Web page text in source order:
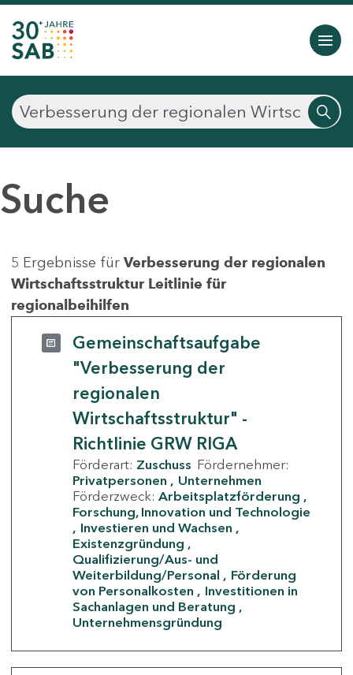
Suche
5 Ergebnisse für Verbesserung der regionalen
Wirtschaftsstruktur Leitlinie für
regionalbeihilfen
Gemeinschaftsaufgabe
"Verbesserung der
regionalen
Wirtschaftsstruktur" -
Richtlinie GRW RIGA
Förderart: Zuschuss Fördernehmer:
Privatpersonen
Unternehmen
Förderzweck: Arbeitsplatzförderung
Forschung, Innovation und Technologie
Investieren und Wachsen
Existenzgründung
Qualifizierung/Aus- und
Weiterbildung/Personal
Förderung
von Personalkosten
Investitionen in
Sachanlagen und Beratung
Unternehmensgründung